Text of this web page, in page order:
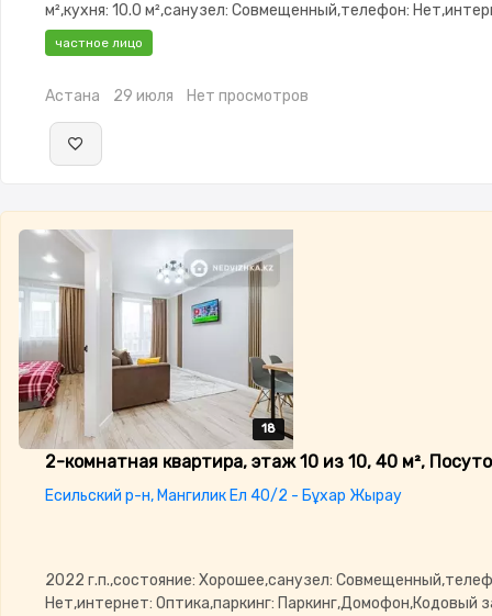
м²,кухня: 10.0 м²,санузел: Совмещенный,телефон:
Проводной,Полностью меблирована,Полностью
Рядом охраняемая стоянка,Домофон,Улучшенная,Комнаты
сантехника,Кладовка,Счётчики,Тихий двор
частное лицо
Астана 29 июля Нет просмотров
18
18
18
18
18
2-комнатная квартира, этаж 10 из 10, 40 м²,
Есильский р-н, Мангилик Ел 40/2 - Бұхар Жырау
2022 г.п.,состояние: Хорошее,санузел:
Нет,интернет: Оптика,паркинг: Паркинг,Домофон,Кодовый